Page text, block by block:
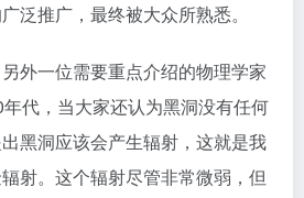
泛推广，最终被大众所熟悉。
一位需要重点介绍的物理学家
代，当大家还认为黑洞没有任何
黑洞应该会产生辐射，这就是我
射。这个辐射尽管非常微弱，但